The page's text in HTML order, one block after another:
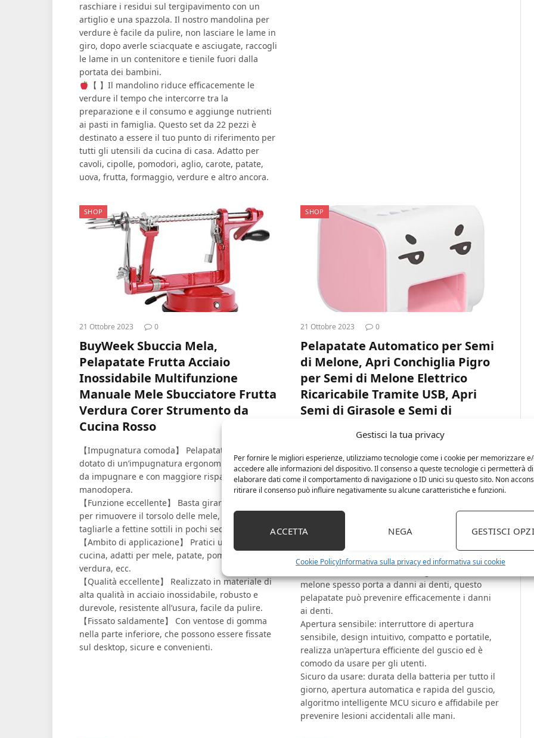
Gestisci la tua privacy
Per fornire le migliori esperienze, utilizziamo tecnologie come i cookie per memorizzare
accedere alle informazioni del dispositivo. Il consenso a queste tecnologie ci permetterà di
elaborare dati come il comportamento di navigazione o ID unici su questo sito. Non
ritirare il consenso può influire negativamente su alcune caratteristiche e funzioni.
ACCETTA NEGA GESTISCI
Cookie PolicyInformativa sulla privacy ed informativa sui cookie
raschiare i residui sul tergipavimento con un
artiglio e una spazzola. Il nostro mandolina per
verdure è facile da pulire, non lasciare le lame in
giro, dopo averle sciacquate e asciugate, raccogli
le lame in un contenitore e tienile fuori dalla
portata dei bambini.
【 】Il mandolino riduce efficacemente le
verdure il tempo che intercorre tra la
preparazione e il consumo e aggiunge nutrienti
ai pasti in famiglia. Questo set da 22 pezzi è
destinato a essere il tuo punto di riferimento per
tutti gli utensili da cucina di casa. Adatto per
cavoli, cipolle, pomodori, aglio, carote, patate,
uova, frutta, formaggio, verdure e altro ancora.
SHOP
21 Ottobre 2023 0
BuyWeek Sbuccia Mela,
Pelapatate Frutta Acciaio
Inossidabile Multifunzione
Manuale Mele Sbucciatore Frutta
Verdura Corer Strumento da
Cucina Rosso
【Impugnatura comoda】 Pelapatate manuale,
dotato di un’impugnatura ergonomica, comoda
da impugnare e con maggiore risparmio di
manodopera.
【Funzione eccellente】 Basta girare la maniglia
per rimuovere il torsolo delle mele, sbucciarle e
tagliarle a fettine sottili in pochi secondi.
【Ambito di applicazione】 Pratici utensili da
cucina, adatti per mele, patate, pomodori, frutta,
verdura, ecc.
【Qualità eccellente】 Realizzato in materiale di
alta qualità in acciaio inossidabile, robusto e
durevole, resistente all’usura, facile da pulire.
【Fissato saldamente】 Con ventose di gomma
nella parte inferiore, che possono essere fissate
sul desktop, sicure e convenienti.
SHOP
21 Ottobre 2023 0
Pelapatate Automatico per Semi
di Melone, Apri Conchiglia Pigro
per Semi di Melone Elettrico
Ricaricabile Tramite USB, Apri
Semi di Girasole e Semi di
Denti(rosa bianco)
Motore ad alta coppia: alta efficienza
nell’apertura del guscio, uso stabile,
motoriduttore a coppia elevata, con rilevamento
Proteggi la tua salute: puoi distinguere i semi
cattivi influenzerà la salute delle persone.
melone spesso porta a danni ai denti, questo
pelapatate può prevenire efficacemente i danni
ai denti.
Apertura sensibile: interruttore di apertura
sensibile, design intuitivo, compatto e portatile,
realizza un’apertura efficiente del guscio ed è
comodo da usare per gli utenti.
Sicuro da usare: durata della batteria per tutto il
giorno, apertura automatica e rapida del guscio,
algoritmo intelligente MCU sicuro e affidabile per
prevenire lesioni accidentali alle mani.